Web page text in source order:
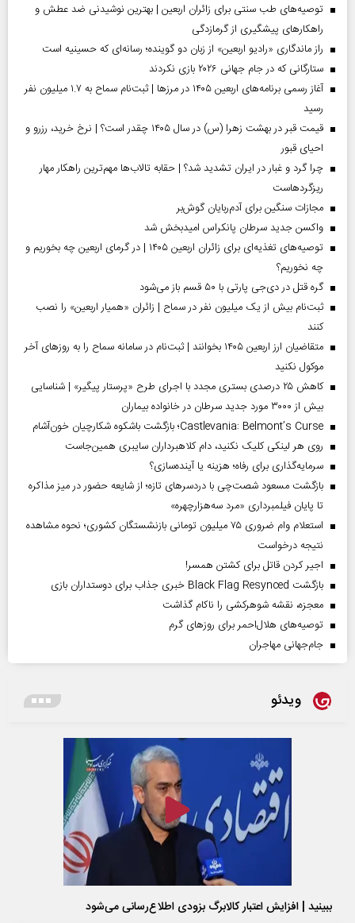
توصیه‌های طب سنتی برای زائران اربعین | بهترین نوشیدنی ضد عطش و
راهکارهای پیشگیری از گرمازدگی
راز ماندگاری «رادیو اربعین» از زبان دو گوینده؛ رسانه‌ای که حسینیه است
ستارگانی که در جام جهانی ۲۰۲۶ بازی نکردند
آغاز رسمی برنامه‌های اربعین ۱۴۰۵ در مرز‌ها | ثبت‌نام سماح به ۱.۷ میلیون نفر
رسید
قیمت قبر در بهشت زهرا (س) در سال ۱۴۰۵ چقدر است؟ | نرخ خرید، رزرو و
احیای قبور
چرا گرد و غبار در ایران تشدید شد؟ | حقابه تالاب‌ها مهم‌ترین راهکار مهار
ریزگردهاست
مجازات سنگین برای آدم‌ربایان گوش‌بر
واکسن جدید سرطان پانکراس امیدبخش شد
توصیه‌های تغذیه‌ای برای زائران اربعین ۱۴۰۵ | در گرمای اربعین چه بخوریم و
چه نخوریم؟
گره قتل در دی‌جی پارتی با ۵۰ قسم باز می‌شود
ثبت‌نام بیش از یک میلیون نفر در سماح | زائران «همیار اربعین» را نصب
کنند
متقاضیان ارز اربعین ۱۴۰۵ بخوانند | ثبت‌نام در سامانه سماح را به روز‌های آخر
موکول نکنید
کاهش ۲۵ درصدی بستری مجدد با اجرای طرح «پرستار پیگیر» | شناسایی
بیش از ۳۰۰۰ مورد جدید سرطان در خانواده بیماران
Castlevania: Belmont’s Curse؛ بازگشت باشکوه شکارچیان خون‌آشام
روی هر لینکی کلیک نکنید، دام کلاهبرداران سایبری همین‌جاست
سرمایه‌گذاری برای رفاه؛ هزینه یا آینده‌سازی؟
بازگشت مسعود شصت‌چی با دردسر‌های تازه؛ از شایعه حضور در میز مذاکره
تا پایان فیلمبرداری «مرد سه‌هزارچهره»
استعلام وام ضروری ۷۵ میلیون تومانی بازنشستگان کشوری؛ نحوه مشاهده
نتیجه درخواست
اجیر کردن قاتل برای کشتن همسر!
بازگشت Black Flag Resynced خبری جذاب برای دوستداران بازی
معجزه، نقشه شوهرکشی را ناکام گذاشت
توصیه‌های هلال‌احمر برای روز‌های گرم
جام‌جهانی مهاجران
ویدئو
ببینید | افزایش اعتبار کالابرگ بزودی اطلاع‌رسانی می‌شود